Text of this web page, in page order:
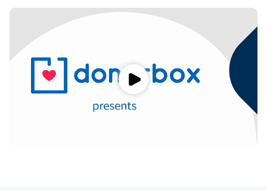
Play